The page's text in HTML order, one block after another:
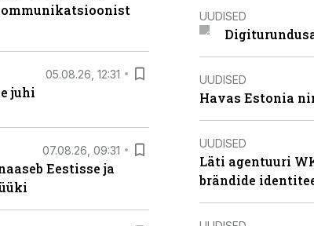
05.08.26, 12:31
juhi
07.08.26, 09:31
Eestisse ja
UUDISED
UUDISED
Havas Estonia
UUDISED
Läti agentuuri
brändide